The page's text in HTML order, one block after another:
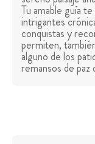
Tu amable guía
intrigantes
conquistas y
permiten,
alguno de los
remansos de paz